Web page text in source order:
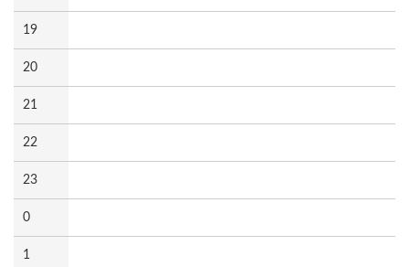
19
20
21
22
23
0
1